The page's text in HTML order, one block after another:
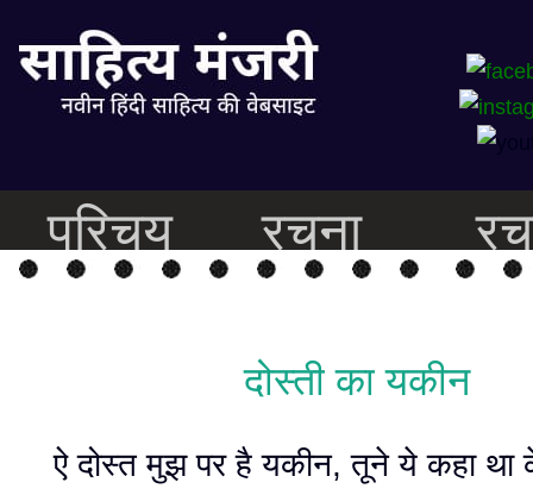
परिचय रचना
दोस्ती का यकीन
ऐ दोस्त मुझ पर है यकीन, तूने ये कहा था